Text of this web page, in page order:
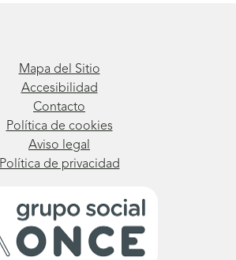
Mapa del Sitio
Accesibilidad
Contacto
Política de cookies
Aviso legal
Política de privacidad